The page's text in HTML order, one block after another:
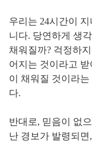
우리는 24시간이
니다. 당연하게 생
채워질까? 걱정하
어지는 것이라고
이 채워질 것이라
다.
반대로, 믿음이 없
난 경보가 발령되